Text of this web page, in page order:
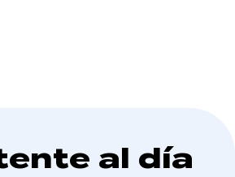
al día